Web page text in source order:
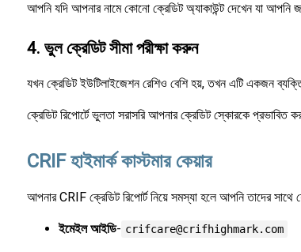
আপনি যদি আপনার নামে কোনো ক্রেডিট অ্যাকাউন্ট দেখেন যা আপনি
4. ভুল ক্রেডিট সীমা পরীক্ষা করুন
যখন ক্রেডিট ইউটিলাইজেশন রেশিও বেশি হয়, তখন এটি একজন
ক্রেডিট রিপোর্টে ভুলতা সরাসরি আপনার ক্রেডিট স্কোরকে প্রভাবিত
CRIF হাইমার্ক কাস্টমার কেয়ার
আপনার CRIF ক্রেডিট রিপোর্ট নিয়ে সমস্যা হলে আপনি তাদের সাথে
ইমেইল আইডি- crifcare@crifhighmark.com